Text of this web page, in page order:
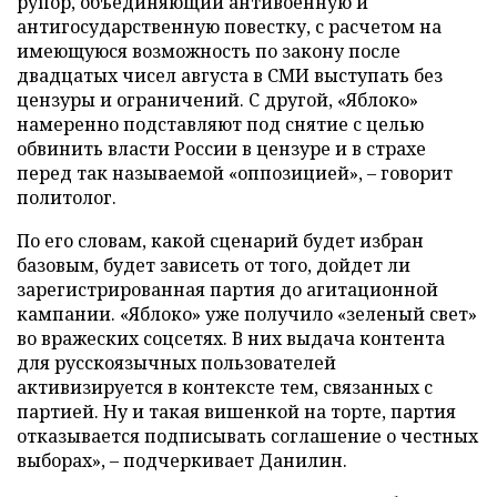
антигосударственную повестку, с расчетом на
имеющуюся возможность по закону после
двадцатых чисел августа в СМИ выступать без
цензуры и ограничений. С другой, «Яблоко»
намеренно подставляют под снятие с целью
обвинить власти России в цензуре и в страхе
перед так называемой «оппозицией», – говорит
политолог.
По его словам, какой сценарий будет избран
базовым, будет зависеть от того, дойдет ли
зарегистрированная партия до агитационной
кампании. «Яблоко» уже получило «зеленый свет»
во вражеских соцсетях. В них выдача контента
для русскоязычных пользователей
активизируется в контексте тем, связанных с
партией. Ну и такая вишенкой на торте, партия
отказывается подписывать соглашение о честных
выборах», – подчеркивает Данилин.